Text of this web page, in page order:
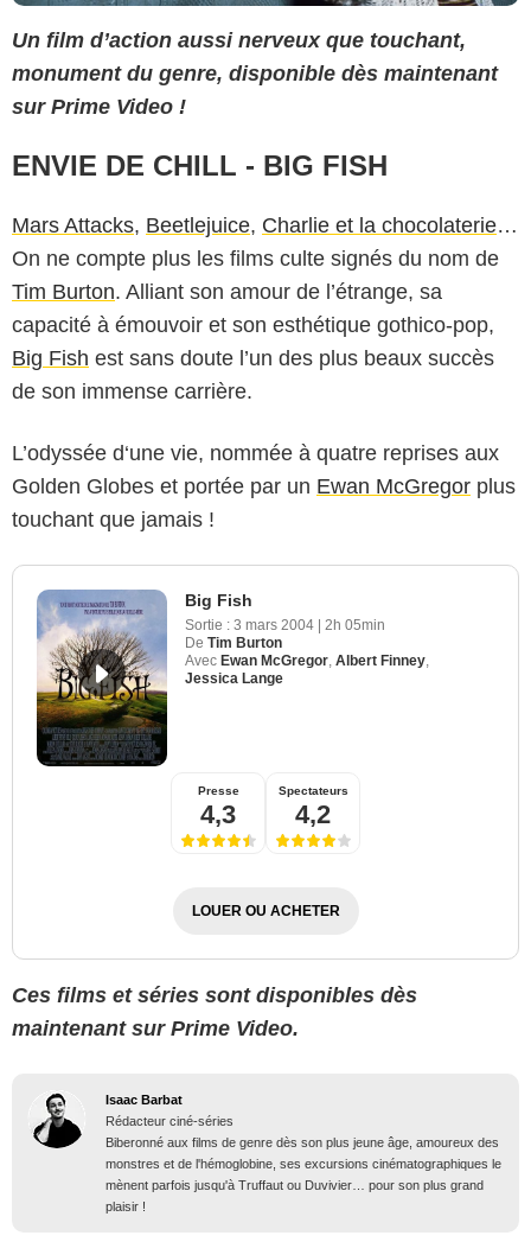
Un film d’action aussi nerveux que touchant,
monument du genre, disponible dès maintenant
sur Prime Video !
ENVIE DE CHILL - BIG FISH
Mars Attacks, Beetlejuice, Charlie et la chocolaterie…
On ne compte plus les films culte signés du nom de
Tim Burton. Alliant son amour de l’étrange, sa
capacité à émouvoir et son esthétique gothico-pop,
Big Fish est sans doute l’un des plus beaux succès
de son immense carrière.
L’odyssée d‘une vie, nommée à quatre reprises aux
Golden Globes et portée par un Ewan McGregor plus
touchant que jamais !
Big Fish
Sortie : 3 mars 2004 | 2h 05min
De Tim Burton
Avec Ewan McGregor Albert Finney
Jessica Lange
Presse
4,3
Spectateurs
4,2
LOUER OU ACHETER
Ces films et séries sont disponibles dès
maintenant sur Prime Video.
Isaac Barbat
Rédacteur ciné-séries
Biberonné aux films de genre dès son plus jeune âge, amoureux des
monstres et de l'hémoglobine, ses excursions cinématographiques le
mènent parfois jusqu'à Truffaut ou Duvivier… pour son plus grand
plaisir !